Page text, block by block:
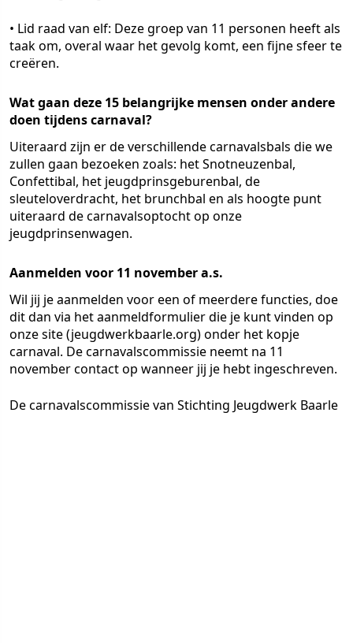
• Lid raad van elf: Deze groep van 11 personen heeft als
taak om, overal waar het gevolg komt, een fijne sfeer te
creëren.
Wat gaan deze 15 belangrijke mensen onder andere
doen tijdens carnaval?
Uiteraard zijn er de verschillende carnavalsbals die we
zullen gaan bezoeken zoals: het Snotneuzenbal,
Confettibal, het jeugdprinsgeburenbal, de
sleuteloverdracht, het brunchbal en als hoogte punt
uiteraard de carnavalsoptocht op onze
jeugdprinsenwagen.
Aanmelden voor 11 november a.s.
Wil jij je aanmelden voor een of meerdere functies, doe
dit dan via het aanmeldformulier die je kunt vinden op
onze site (jeugdwerkbaarle.org) onder het kopje
carnaval. De carnavalscommissie neemt na 11
november contact op wanneer jij je hebt ingeschreven.
De carnavalscommissie van Stichting Jeugdwerk Baarle